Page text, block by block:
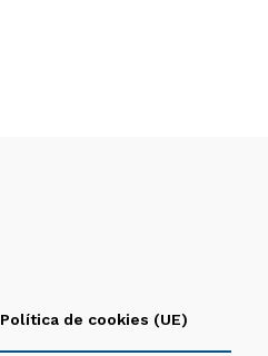
Política de cookies (UE)